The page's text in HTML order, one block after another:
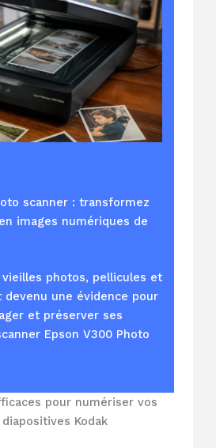
scanner : transformez
images numériques de
photos, pellicules et
devenu une évidence pour
et préserver ses
Epson V300 Photo
pour numériser vos
Kodak